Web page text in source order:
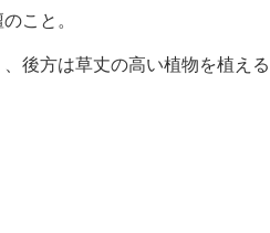
こと。
後方は草丈の高い植物を植える